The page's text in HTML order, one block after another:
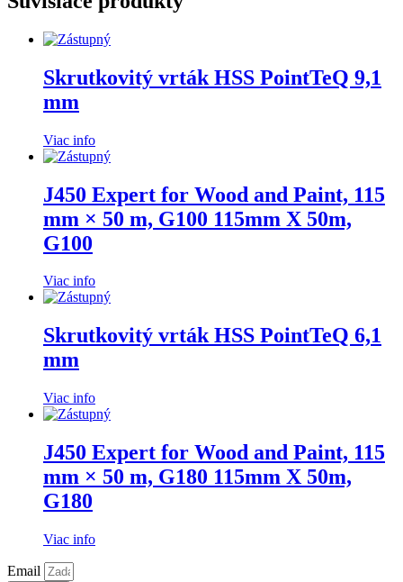
Skrutkovitý vrták HSS PointTeQ 9,1
mm
Viac info
J450 Expert for Wood and Paint, 115
mm × 50 m, G100 115mm X 50m,
G100
Viac info
Skrutkovitý vrták HSS PointTeQ 6,1
mm
Viac info
J450 Expert for Wood and Paint, 115
mm × 50 m, G180 115mm X 50m,
G180
Viac info
Email